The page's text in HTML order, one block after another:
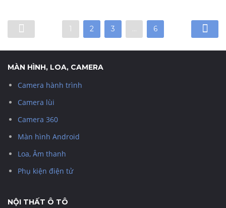
1 2 3 … 6
MÀN HÌNH, LOA, CAMERA
Camera hành trình
Camera lùi
Camera 360
Màn hình Android
Loa, Âm thanh
Phụ kiện điện tử
NỘI THẤT Ô TÔ